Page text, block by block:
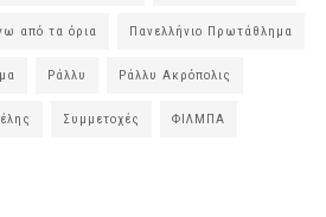
από τα όρια Πανελλήνιο Πρωτάθλημα
Ράλλυ Ράλλυ Ακρόπολις
Συμμετοχές ΦΙΛΜΠΑ